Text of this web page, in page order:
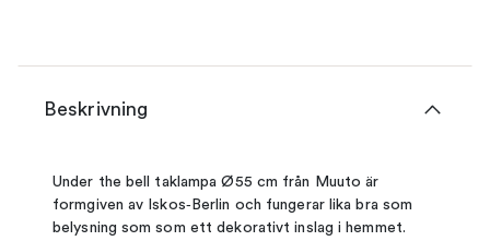
Beskrivning
Under the bell taklampa Ø55 cm från Muuto är
formgiven av Iskos‑Berlin och fungerar lika bra som
belysning som som ett dekorativt inslag i hemmet.